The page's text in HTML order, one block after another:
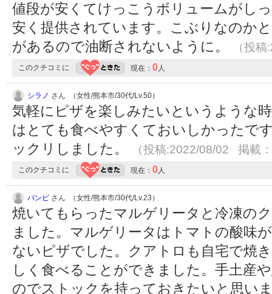
値段が安くてけっこうボリュームがし
安く提供されています。こぶりなのか
があるので油断されないように。
（投
このクチコミに 現在： 0人
シラノ さん （女性/熊本市/30代/Lv.50）
気軽にピザを楽しみたいというような
はとても食べやすくておいしかったで
ックリしました。
（投稿:2022/08/02 掲載
このクチコミに 現在： 0人
バンビ さん （女性/熊本市/30代/Lv.23）
焼いてもらったマルゲリータと冷凍の
ました。マルゲリータはトマトの酸味
ないピザでした。クアトロも自宅で焼
しく食べることができました。手土産
のでストックを持っておきたいと思い